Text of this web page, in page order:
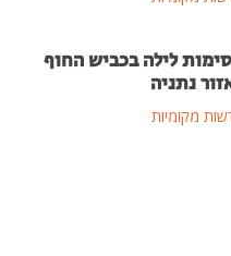
לילה בכביש החוף
נתניה
מקומיות